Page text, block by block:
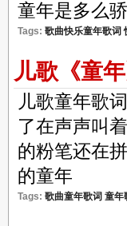
童年是多么
Tags: 歌曲快乐童年歌词
儿歌《童
儿歌童年歌
了在声声叫
的粉笔还在
的童年
Tags: 歌曲童年歌词 童年